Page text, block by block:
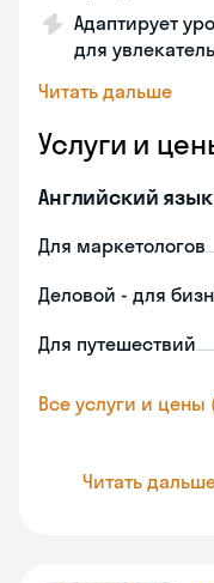
Адаптирует
для
Читать дальше
Услуги и
Английский язык
Для маркетологов
Деловой - для
Для путешествий
Все услуги и цены
Читать